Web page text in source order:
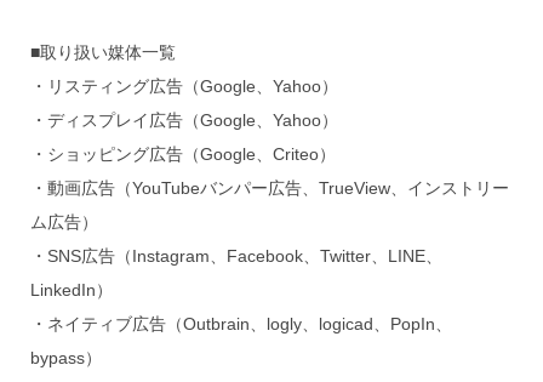
■取り扱い媒体一覧
・リスティング広告（Google、Yahoo）
・ディスプレイ広告（Google、Yahoo）
・ショッピング広告（Google、Criteo）
・動画広告（YouTubeバンパー広告、TrueView、インストリー
ム広告）
・SNS広告（Instagram、Facebook、Twitter、LINE、
LinkedIn）
・ネイティブ広告（Outbrain、logly、logicad、PopIn、
bypass）